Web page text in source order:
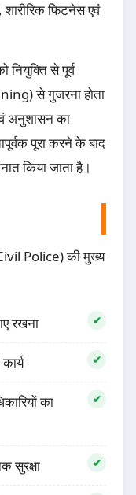
फिटनेस एवं
नियुक्ति से पूर्व
से गुजरना होता
अनुशासन का
पूरा करने के बाद
किया जाता है।
Police) की मुख्य
रखना
का
सुरक्षा